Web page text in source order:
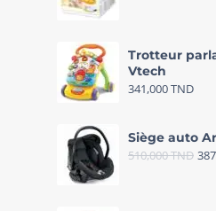
Trotteur
Vtech
341,000TND
Siège auto
510,000TND